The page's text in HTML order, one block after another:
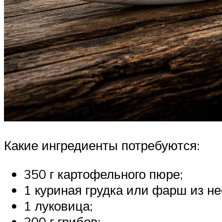
Какие ингредиенты потребуются:
350 г картофельного пюре;
1 куриная грудка или фарш из
1 луковица;